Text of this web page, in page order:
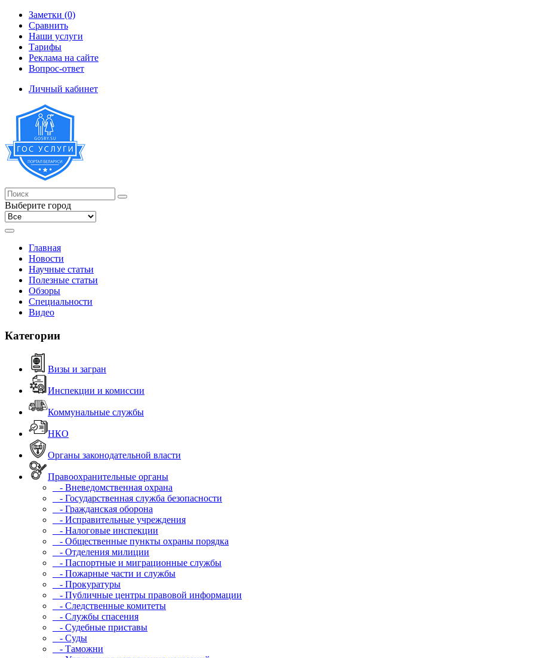
Заметки (0)
Сравнить
Наши услуги
Тарифы
Реклама на сайте
Вопрос-ответ
Личный кабинет
Выберите город
Главная
Новости
Научные статьи
Полезные статьи
Обзоры
Специальности
Видео
Категории
Визы и загран
Инспекции и комиссии
Коммунальные службы
НКО
Органы законодательной власти
Правоохранительные органы
- Вневедомственная охрана
- Государственная служба безопасности
- Гражданская оборона
- Исправительные учреждения
- Налоговые инспекции
- Общественные пункты охраны порядка
- Отделения милиции
- Паспортные и миграционные службы
- Пожарные части и службы
- Прокуратуры
- Публичные центры правовой информации
- Следственные комитеты
- Службы спасения
- Судебные приставы
- Суды
- Таможни